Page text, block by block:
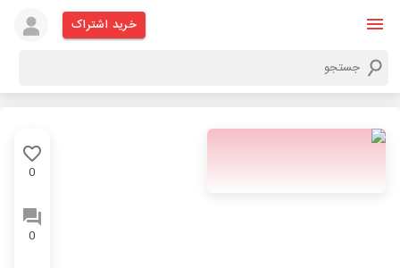
خرید اشتراک
0
0